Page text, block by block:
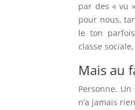
par des « vu
pour nous,
le ton
classe
Mais au
Personne.
n’a jamais